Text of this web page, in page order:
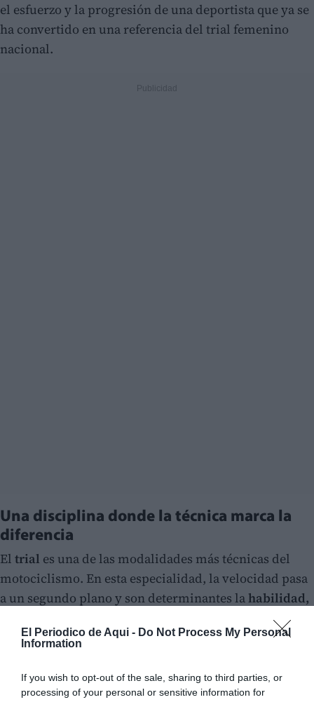
El Periodico de Aqui - Do Not Process My Personal
Information
If you wish to opt-out of the sale, sharing to third parties, or
processing of your personal or sensitive information for
el esfuerzo y la progresión de una deportista que ya se
ha convertido en una referencia del trial femenino
nacional.
Una disciplina donde la técnica marca la
diferencia
El trial es una de las modalidades más técnicas del
motociclismo. En esta especialidad, la velocidad pasa
a un segundo plano y son determinantes lahabilidad,
de los
pilotos.
Los participantes deben superar zonas delimitadas
conobstáculos naturales y artificiales, intentando